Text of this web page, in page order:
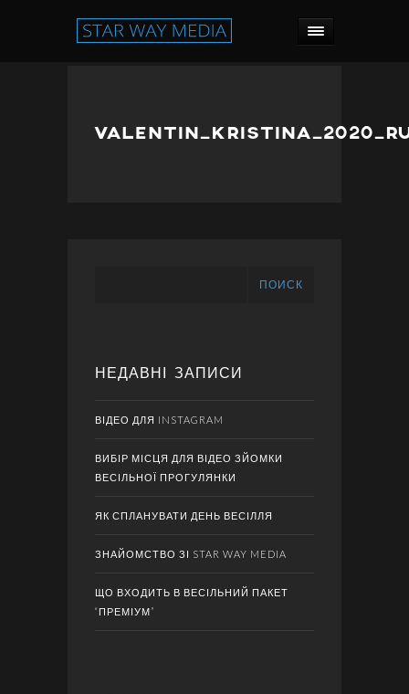
ПОИСК
НЕДАВНІ ЗАПИСИ
ВІДЕО ДЛЯ INSTAGRAM
ВИБІР МІСЦЯ ДЛЯ ВІДЕО ЗЙОМКИ
ВЕСІЛЬНОЇ ПРОГУЛЯНКИ
ЯК СПЛАНУВАТИ ДЕНЬ ВЕСІЛЛЯ
ЗНАЙОМСТВО ЗІ STAR WAY MEDIA
ЩО ВХОДИТЬ В ВЕСІЛЬНИЙ ПАКЕТ
“ПРЕМІУМ”